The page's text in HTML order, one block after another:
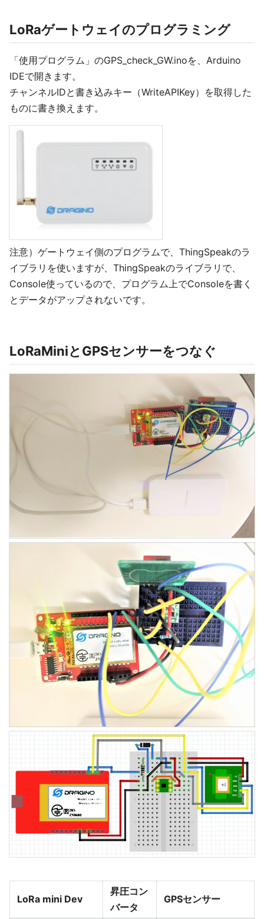
LoRaゲートウェイのプログラミング
「使用プログラム」のGPS_check_GW.inoを、Arduino
IDEで開きます。
チャンネルIDと書き込みキー（WriteAPIKey）を取得した
ものに書き換えます。
注意）ゲートウェイ側のプログラムで、ThingSpeakのラ
イブラリを使いますが、ThingSpeakのライブラリで、
Console使っているので、プログラム上でConsoleを書く
とデータがアップされないです。
LoRaMiniとGPSセンサーをつなぐ
LoRa mini Dev
昇圧コン
バータ
GPSセンサー